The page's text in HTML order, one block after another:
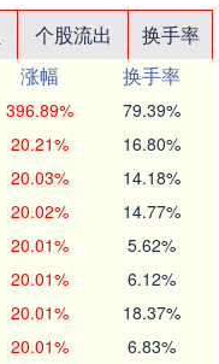
个股流出
换手率
涨幅
换手率
396.89% 79.39%
20.21% 16.80%
20.03% 14.18%
20.02% 14.77%
20.01% 5.62%
20.01% 6.12%
20.01% 18.37%
20.01% 6.83%